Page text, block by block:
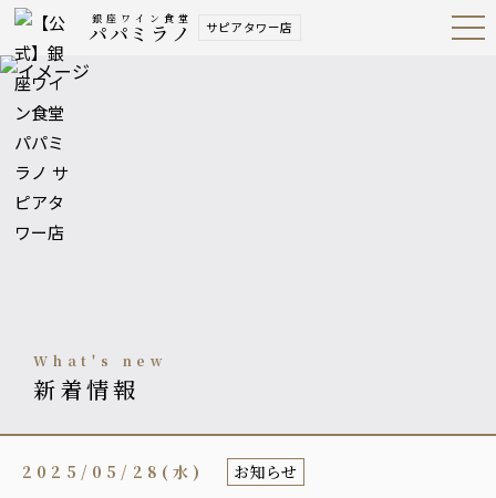
銀座ワイン食堂
パパミラノ サピアタワー店 Open
Navig
what's new
新着情報
2025/05/28(水) お知らせ